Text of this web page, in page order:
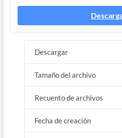
Descargar
Tamaño del archivo
Recuento de archivos
Fecha de creación